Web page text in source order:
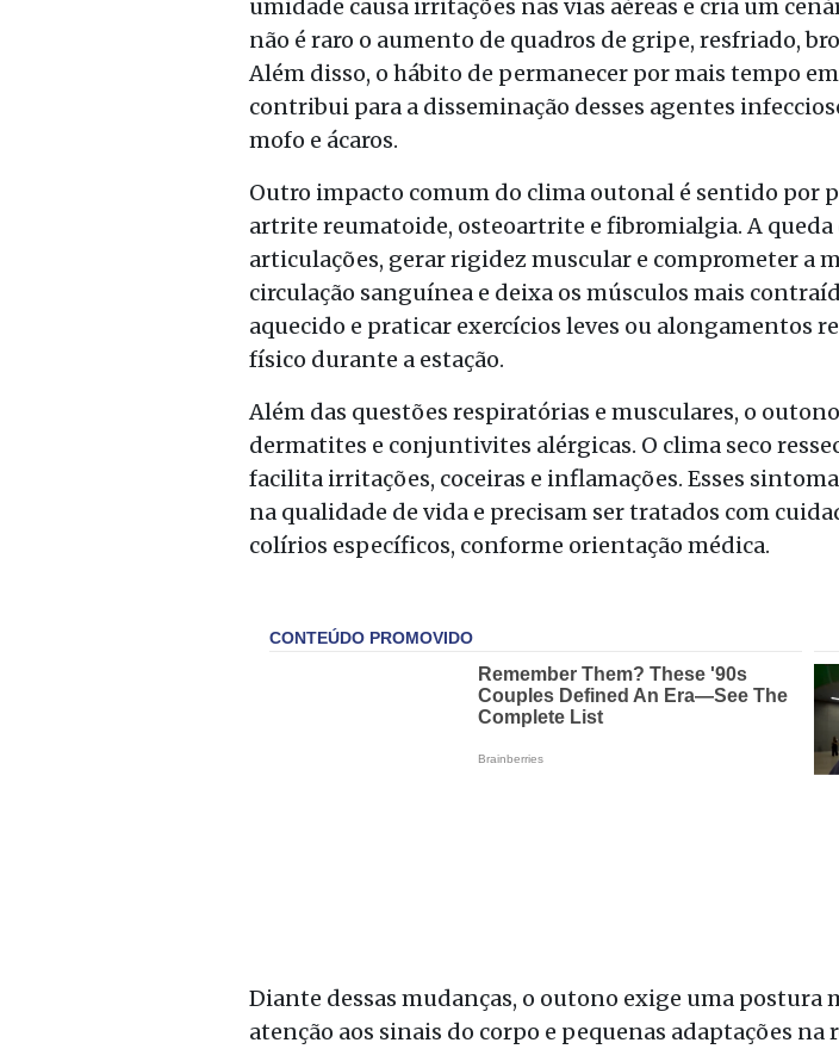
umidade causa irritações nas vias aéreas e cria um
não é raro o aumento de quadros de gripe, resfriado,
Além disso, o hábito de permanecer por mais tempo
contribui para a disseminação desses agentes
mofo e ácaros.
Outro impacto comum do clima outonal é sentido por
artrite reumatoide, osteoartrite e fibromialgia. A
articulações, gerar rigidez muscular e comprometer a
circulação sanguínea e deixa os músculos mais
aquecido e praticar exercícios leves ou alongamentos
físico durante a estação.
Além das questões respiratórias e musculares, o
dermatites e conjuntivites alérgicas. O clima seco
facilita irritações, coceiras e inflamações. Esses
na qualidade de vida e precisam ser tratados com
colírios específicos, conforme orientação médica.
Diante dessas mudanças, o outono exige uma postura
atenção aos sinais do corpo e pequenas adaptações